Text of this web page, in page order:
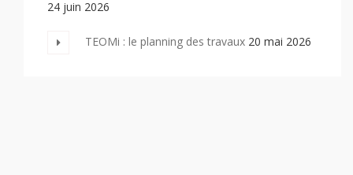
24 juin 2026
TEOMi : le planning des travaux 20 mai 2026